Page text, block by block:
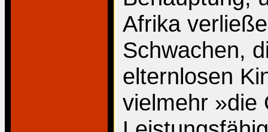
Afrika
Schwachen,
elternlosen
vielmehr »die